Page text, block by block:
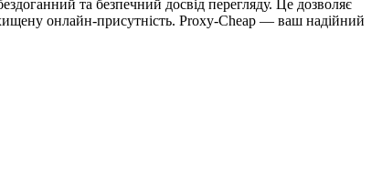
та безпечний досвід перегляду. Це дозволяє
онлайн-присутність. Proxy-Cheap — ваш надійний